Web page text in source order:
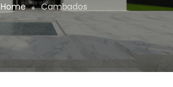
Home Cambados